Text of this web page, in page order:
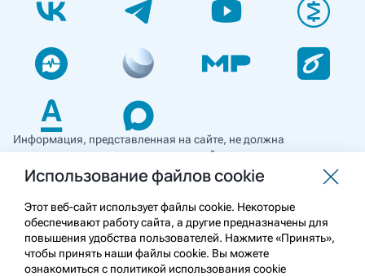
Информация, представленная на сайте, не должна
использоваться для самостоятельной диагностики и лечения
и не может служить заменой очной консультации врача. Перед
применением необходимо ознакомиться
с противопоказаниями препарата. Информация
о лекарственных средствах рецептурного отпуска
предназначена для медицинских и фармацевтических
работников.
Использование файлов cookie
Этот веб-сайт использует файлы cookie. Некоторые
обеспечивают работу сайта, а другие предназначены для
повышения удобства пользователей. Нажмите «Принять»,
чтобы принять наши файлы cookie. Вы можете
ознакомиться с политикой использования cookie